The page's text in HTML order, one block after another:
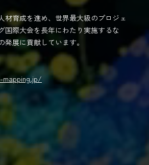
材育成を進め、世界最大級のプロジェ
国際大会を長年にわたり実施するな
発展に貢献しています。